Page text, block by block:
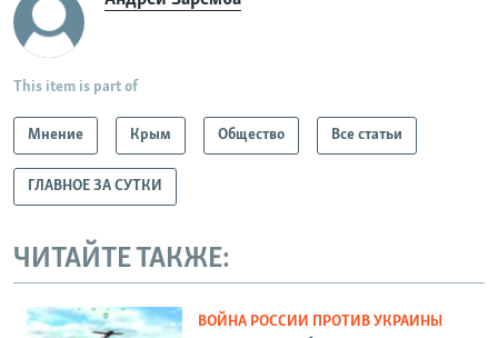
This item is part of
Мнение Крым Общество Все статьи
ГЛАВНОЕ ЗА СУТКИ
ЧИТАЙТЕ ТАКЖЕ:
ВОЙНА РОССИИ ПРОТИВ УКРАИНЫ